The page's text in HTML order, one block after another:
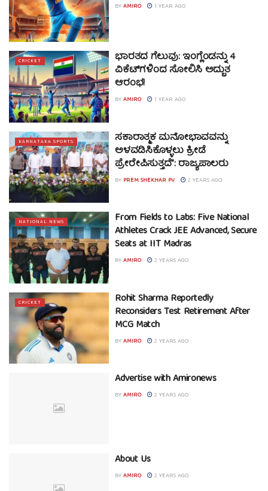
BYAMIRO 1 YEAR AGO
CRICKET ಭಾರತದ ಗೆಲುವು: ಇಂಗ್ಲೆಂಡನ್ನು 4
ವಿಕೆಟ್‌ಗಳಿಂದ ಸೋಲಿಸಿ ಅದ್ಭುತ
ಆರಂಭ!
BYAMIRO 1 YEAR AGO
KARNATAKA SPORTS ಸಕಾರಾತ್ಮಕ ಮನೋಭಾವವನ್ನು
ಅಳವಡಿಸಿಕೊಳ್ಳಲು ಕ್ರೀಡೆ
ಪ್ರೇರೇಪಿಸುತ್ತದೆ”: ರಾಜ್ಯಪಾಲರು
BY PREM SHEKHAR PV 2 YEARS AGO
NATIONAL NEWS From Fields to Labs: Five National
Athletes Crack JEE Advanced, Secure
Seats at IIT Madras
BYAMIRO 2 YEARS AGO
CRICKET Rohit Sharma Reportedly
Reconsiders Test Retirement After
MCG Match
BYAMIRO 2 YEARS AGO
Advertise with Amironews
BYAMIRO 2 YEARS AGO
About Us
BYAMIRO 2 YEARS AGO